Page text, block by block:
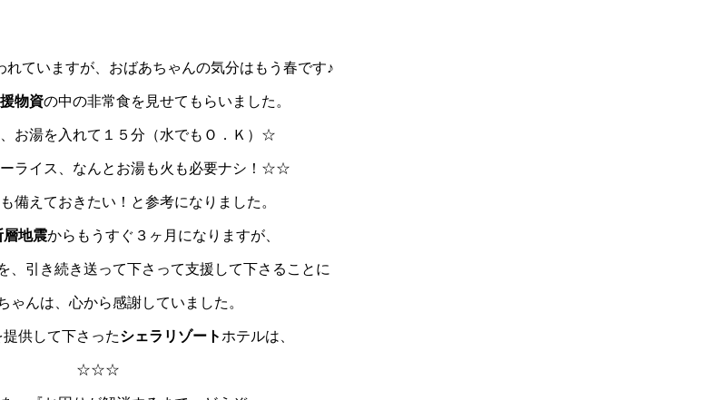
れていますが、おばあちゃんの気分はもう春です♪
物資の中の非常食を見せてもらいました。
お湯を入れて１５分（水でもＯ．Ｋ）☆
ライス、なんとお湯も火も必要ナシ！☆☆
備えておきたい！と参考になりました。
層地震からもうすぐ３ヶ月になりますが、
、引き続き送って下さって支援して下さることに
ゃんは、心から感謝していました。
供して下さったシェラリゾート ホテルは、
☆☆☆